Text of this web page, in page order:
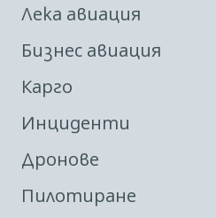
Лека авиация
Бизнес авиация
Карго
Инциденти
Дронове
Пилотиране